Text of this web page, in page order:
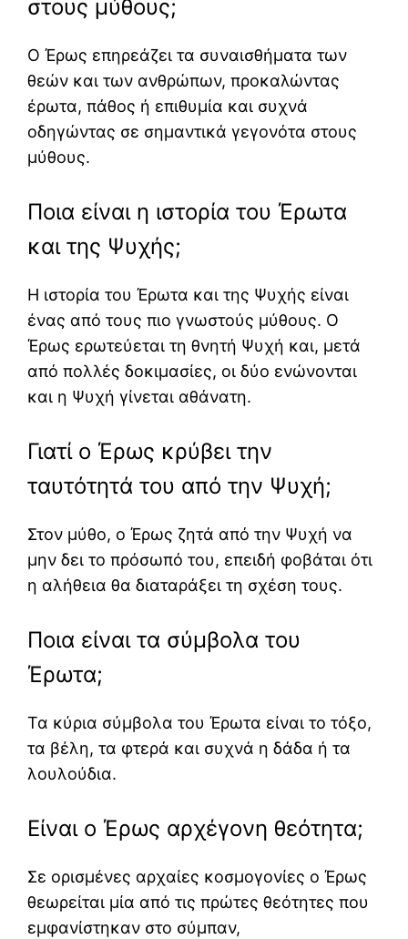
στους μύθους;
Ο Έρως επηρεάζει τα συναισθήματα των
θεών και των ανθρώπων, προκαλώντας
έρωτα, πάθος ή επιθυμία και συχνά
οδηγώντας σε σημαντικά γεγονότα στους
μύθους.
Ποια είναι η ιστορία του Έρωτα
και της Ψυχής;
Η ιστορία του Έρωτα και της Ψυχής είναι
ένας από τους πιο γνωστούς μύθους. Ο
Έρως ερωτεύεται τη θνητή Ψυχή και, μετά
από πολλές δοκιμασίες, οι δύο ενώνονται
και η Ψυχή γίνεται αθάνατη.
Γιατί ο Έρως κρύβει την
ταυτότητά του από την Ψυχή;
Στον μύθο, ο Έρως ζητά από την Ψυχή να
μην δει το πρόσωπό του, επειδή φοβάται ότι
η αλήθεια θα διαταράξει τη σχέση τους.
Ποια είναι τα σύμβολα του
Έρωτα;
Τα κύρια σύμβολα του Έρωτα είναι το τόξο,
τα βέλη, τα φτερά και συχνά η δάδα ή τα
λουλούδια.
Είναι ο Έρως αρχέγονη θεότητα;
Σε ορισμένες αρχαίες κοσμογονίες ο Έρως
θεωρείται μία από τις πρώτες θεότητες που
εμφανίστηκαν στο σύμπαν,